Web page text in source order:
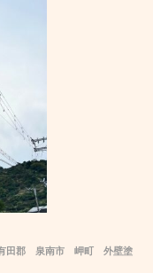
田郡 泉南市 岬町 外壁塗